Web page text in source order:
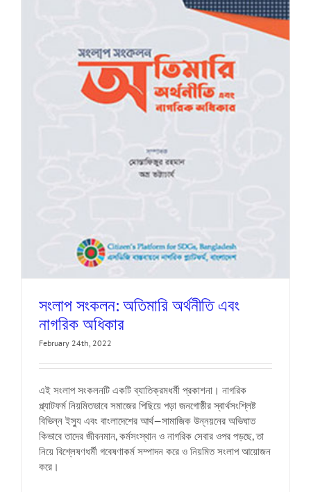
সংলাপ সংকলন: অতিমারি অর্থনীতি এবং
নাগরিক অধিকার
February 24th, 2022
এই সংলাপ সংকলনটি একটি ব্যাতিক্রমধর্মী প্রকাশনা। নাগরিক
প্ল্যাটফর্ম নিয়মিতভাবে সমাজের পিছিয়ে পড়া জনগোষ্ঠীর স্বার্থসংশ্লিষ্ট
বিভিন্ন ইস্যু এবং বাংলাদেশের আর্থ—সামাজিক উন্নয়নের অভিঘাত
কিভাবে তাদের জীবনমান, কর্মসংস্থান ও নাগরিক সেবার ওপর পড়ছে, তা
নিয়ে বিশ্লেষণধর্মী গবেষণাকর্ম সম্পাদন করে ও নিয়মিত সংলাপ আয়োজন
করে।